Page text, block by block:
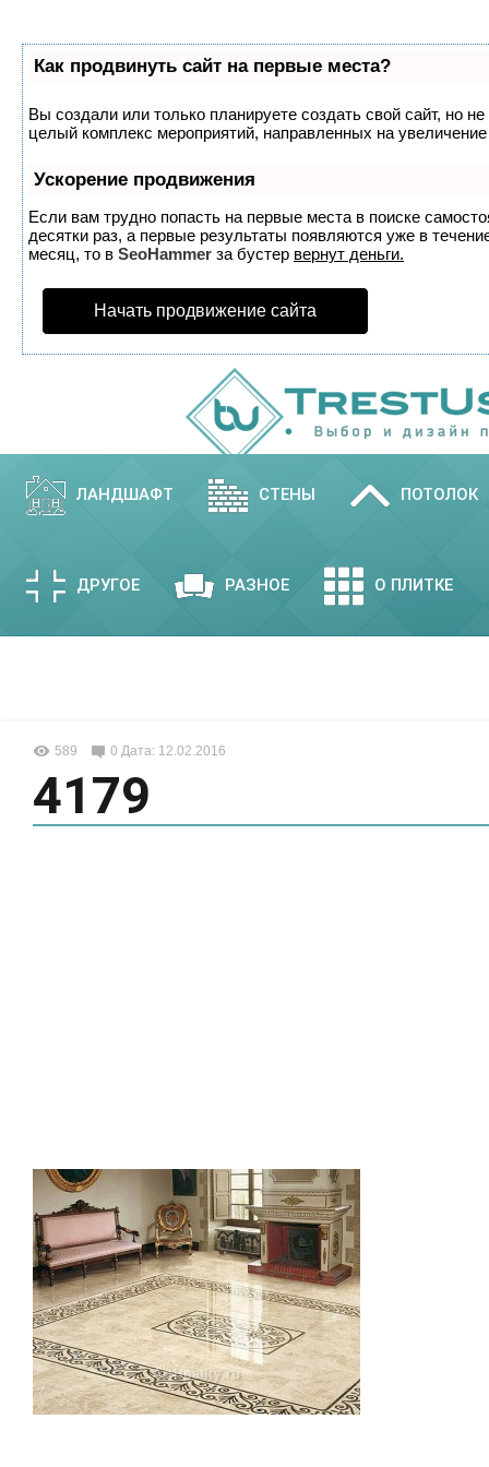
Как продвинуть сайт на первые места?
Вы создали или только планируете создать свой сайт, но
целый комплекс мероприятий, направленных на
Ускорение продвижения
Если вам трудно попасть на первые места в поиске
десятки раз, а первые результаты появляются уже в
месяц, то в SeoHammer за бустер вернут деньги.
Начать продвижение сайта
ЛАНДШАФТ СТЕНЫ ПОТОЛОК
ДРУГОЕ РАЗНОЕ О ПЛИТКЕ
589 0 Дата: 12.02.2016
4179